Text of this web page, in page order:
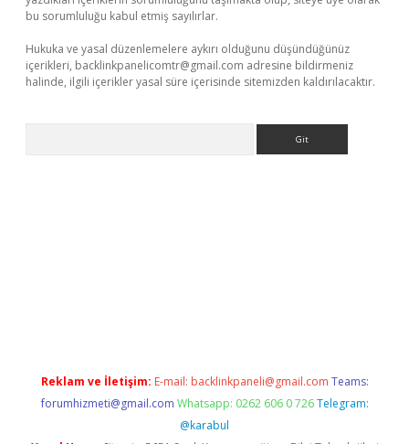
bu sorumluluğu kabul etmiş sayılırlar.
Hukuka ve yasal düzenlemelere aykırı olduğunu düşündüğünüz
içerikleri, backlinkpanelicomtr@gmail.com adresine bildirmeniz
halinde, ilgili içerikler yasal süre içerisinde sitemizden kaldırılacaktır.
Reklam ve İletişim: E-mail: backlinkpaneli@gmail.com Teams:
forumhizmeti@gmail.com Whatsapp: 0262 606 0 726 Telegram:
@karabul